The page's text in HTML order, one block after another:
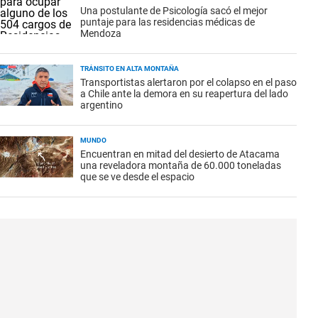
Una postulante de Psicología sacó el mejor
puntaje para las residencias médicas de
Mendoza
TRÁNSITO EN ALTA MONTAÑA
Transportistas alertaron por el colapso en el paso
a Chile ante la demora en su reapertura del lado
argentino
MUNDO
Encuentran en mitad del desierto de Atacama
una reveladora montaña de 60.000 toneladas
que se ve desde el espacio